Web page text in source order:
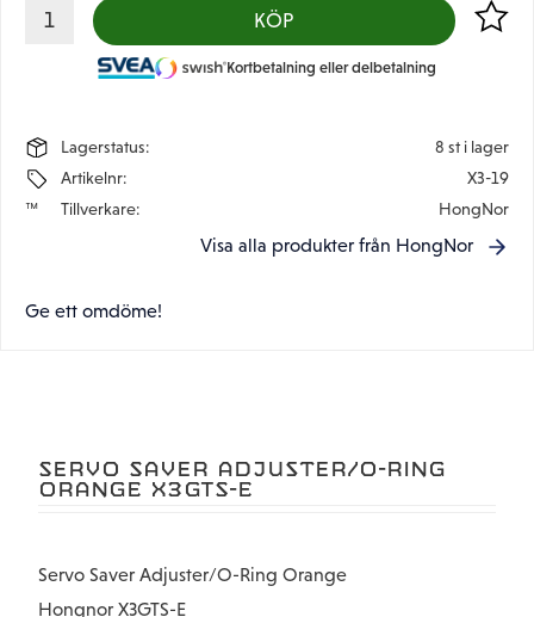
KÖP Lägg
Kortbetalning eller delbetalning
Lagerstatus
8 st i lager
Artikelnr
X3-19
Tillverkare
HongNor
Visa alla produkter från HongNor
Ge ett omdöme!
SERVO SAVER ADJUSTER/O-RING
ORANGE X3GTS-E
Servo Saver Adjuster/O-Ring Orange
Hongnor X3GTS-E